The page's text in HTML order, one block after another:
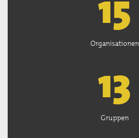
Organisationen
13
Gruppen